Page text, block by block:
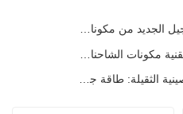
ساينوتراك تُطلق الجيل الجديد من مكونات الشاحنات الثقيلة: تعزيز الكفاءة والموثوقية للخدمات اللوجستية العالمية